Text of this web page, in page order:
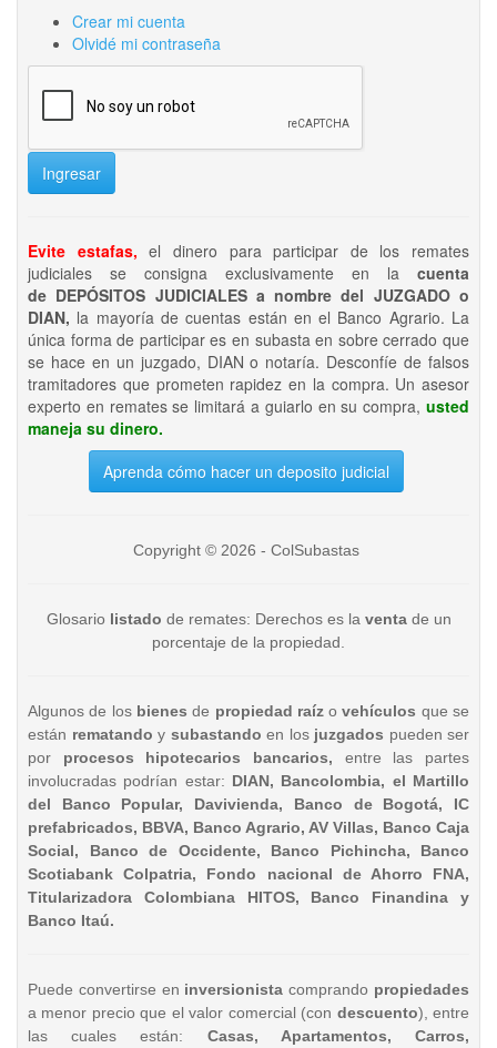
Crear mi cuenta
Olvidé mi contraseña
Ingresar
Evite estafas, el dinero para participar de los remates
judiciales se consigna exclusivamente en la cuenta
de DEPÓSITOS JUDICIALES a nombre del JUZGADO o
DIAN, la mayoría de cuentas están en el Banco Agrario. La
única forma de participar es en subasta en sobre cerrado que
se hace en un juzgado, DIAN o notaría. Desconfíe de falsos
tramitadores que prometen rapidez en la compra. Un asesor
experto en remates se limitará a guiarlo en su compra, usted
maneja su dinero.
Aprenda cómo hacer un deposito judicial
Copyright © 2026 - ColSubastas
Glosario listado de remates: Derechos es la ventade un
porcentaje de la propiedad.
Algunos de los bienesde propiedad raízo vehículos que se
están rematando y subastando en los juzgados pueden ser
por procesos hipotecarios bancarios, entre las partes
involucradas podrían estar: DIAN, Bancolombia, el Martillo
del Banco Popular, Davivienda, Banco de Bogotá, IC
prefabricados, BBVA, Banco Agrario, AV Villas, Banco Caja
Social, Banco de Occidente, Banco Pichincha, Banco
Scotiabank Colpatria, Fondo nacional de Ahorro FNA,
Titularizadora Colombiana HITOS, Banco Finandina y
Banco Itaú.
Puede convertirse en inversionista comprando propiedades
a menor precio que el valor comercial (con descuento), entre
las cuales están: Casas, Apartamentos, Carros,